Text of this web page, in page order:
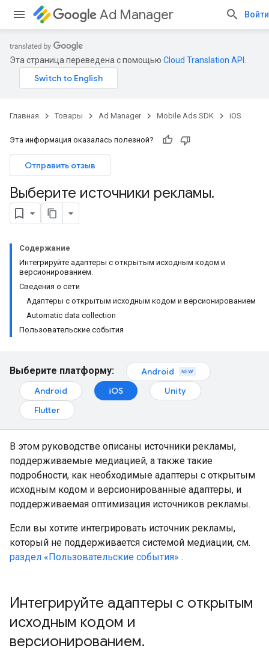
Ad Manager Войти
Эта страница переведена с помощью Cloud Translation API
Главная Товары Ad Manager Mobile Ads SDK iOS
Эта информация оказалась полезной?
Отправить отзыв
Выберите источники рекламы.
Содержание
Интегрируйте адаптеры с открытым исходным кодом и
версионированием.
Сведения о сети
Адаптеры с открытым исходным кодом и версионированием
Automatic data collection
Пользовательские события
Выберите платформу:
Android
Android
iOS
Unity
Flutter
В этом руководстве описаны источники рекламы,
поддерживаемые медиацией, а также такие
подробности, как необходимые адаптеры с открытым
исходным кодом и версионированные адаптеры, и
поддерживаемая оптимизация источников рекламы.
Если вы хотите интегрировать источник рекламы,
который не поддерживается системой медиации, см.
раздел «Пользовательские события» .
Интегрируйте адаптеры с открытым
исходным кодом и
версионированием.